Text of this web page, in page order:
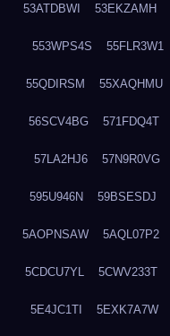
53ATDBWI 53EKZAMH
553WPS4S 55FLR3W1
55QDIRSM 55XAQHMU
56SCV4BG 571FDQ4T
57LA2HJ6 57N9R0VG
595U946N 59BSESDJ
5AOPNSAW 5AQL07P2
5CDCU7YL 5CWV233T
5E4JC1TI 5EXK7A7W